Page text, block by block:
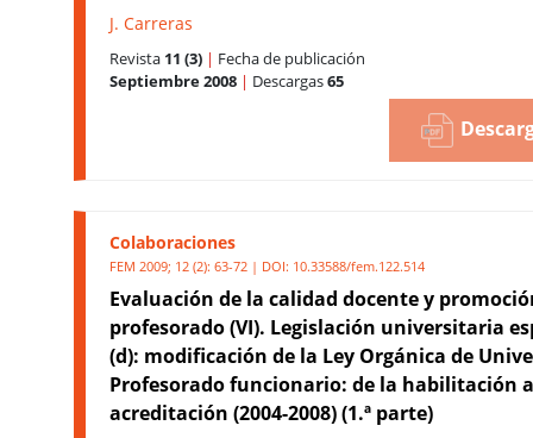
J. Carreras
Revista 11 (3) | Fecha de publicación
Septiembre 2008 | Descargas65
Colaboraciones
FEM 2009; 12 (2): 63-72 | DOI: 10.33588/fem.122.514
Evaluación de la calidad docente y
profesorado (VI). Legislación universitaria
(d): modificación de la Ley Orgánica de
Profesorado funcionario: de la habilitación
acreditación (2004-2008) (1.ª parte)